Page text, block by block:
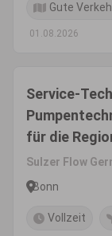
Gute
01.08.2026
Service-
für die
Sulzer Flow
Bonn
Vollzeit